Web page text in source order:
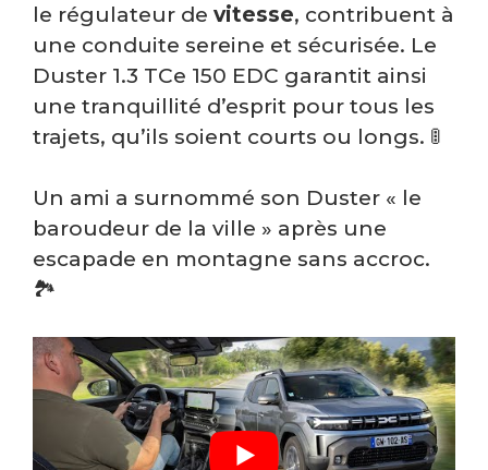
le régulateur de vitesse, contribuent à
une conduite sereine et sécurisée. Le
Duster 1.3 TCe 150 EDC garantit ainsi
une tranquillité d’esprit pour tous les
trajets, qu’ils soient courts ou longs. 🚦
Un ami a surnommé son Duster « le
baroudeur de la ville » après une
escapade en montagne sans accroc.
🏞️